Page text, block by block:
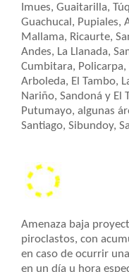
Imues, Guaitarilla,
Guachucal, Pupiales,
Mallama, Ricaurte,
Andes, La Llanada,
Cumbitara, Policarpa,
Arboleda, El Tambo,
Nariño, Sandoná y El
Putumayo, algunas
Santiago, Sibundoy,
Amenaza baja
piroclastos, con
en caso de ocurrir
en un día u hora